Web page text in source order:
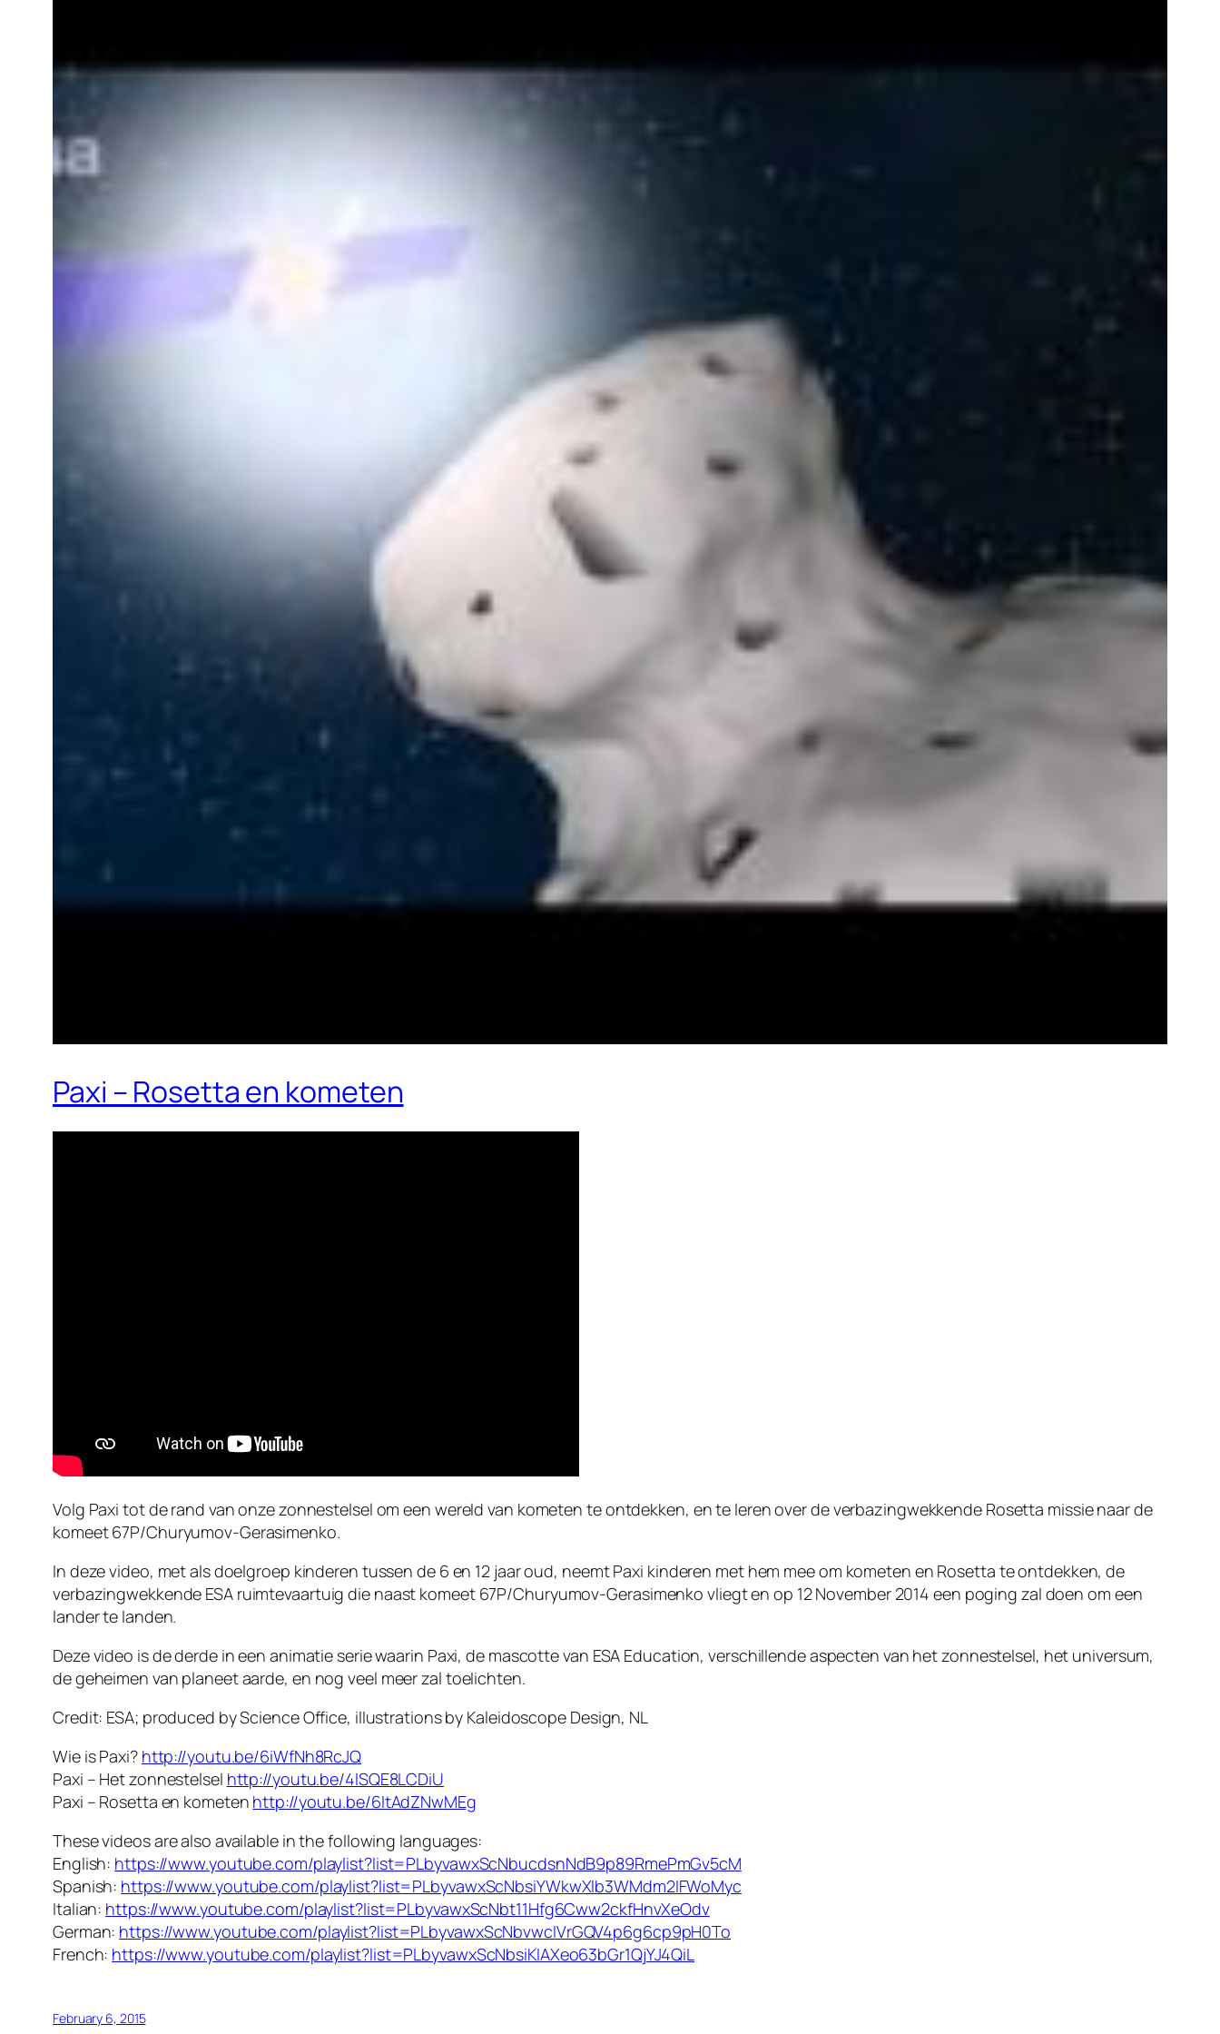
Paxi – Rosetta en kometen
Volg Paxi tot de rand van onze zonnestelsel om een wereld van kometen te ontdekken, en te leren over de verbazingwekkende Rosetta missie naar de
komeet 67P/Churyumov-Gerasimenko.
In deze video, met als doelgroep kinderen tussen de 6 en 12 jaar oud, neemt Paxi kinderen met hem mee om kometen en Rosetta te ontdekken, de
verbazingwekkende ESA ruimtevaartuig die naast komeet 67P/Churyumov-Gerasimenko vliegt en op 12 November 2014 een poging zal doen om een
lander te landen.
Deze video is de derde in een animatie serie waarin Paxi, de mascotte van ESA Education, verschillende aspecten van het zonnestelsel, het universum,
de geheimen van planeet aarde, en nog veel meer zal toelichten.
Credit: ESA; produced by Science Office, illustrations by Kaleidoscope Design, NL
Wie is Paxi? http://youtu.be/6iWfNh8RcJQ
Paxi – Het zonnestelsel http://youtu.be/4lSQE8LCDiU
Paxi – Rosetta en kometen http://youtu.be/6ItAdZNwMEg
These videos are also available in the following languages:
English: https://www.youtube.com/playlist?list=PLbyvawxScNbucdsnNdB9p89RmePmGv5cM
Spanish: https://www.youtube.com/playlist?list=PLbyvawxScNbsiYWkwXlb3WMdm2IFWoMyc
Italian: https://www.youtube.com/playlist?list=PLbyvawxScNbt11Hfg6Cww2ckfHnvXeOdv
German: https://www.youtube.com/playlist?list=PLbyvawxScNbvwcIVrGQV4p6g6cp9pH0To
French: https://www.youtube.com/playlist?list=PLbyvawxScNbsiKIAXeo63bGr1QjYJ4QiL
February 6, 2015